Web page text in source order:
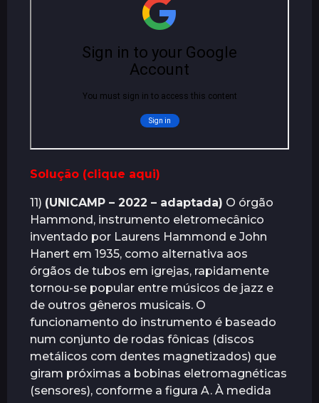
Solução (clique aqui)
11) (UNICAMP – 2022 – adaptada) O órgão
Hammond, instrumento eletromecânico
inventado por Laurens Hammond e John
Hanert em 1935, como alternativa aos
órgãos de tubos em igrejas, rapidamente
tornou-se popular entre músicos de jazz e
de outros gêneros musicais. O
funcionamento do instrumento é baseado
num conjunto de rodas fônicas (discos
metálicos com dentes magnetizados) que
giram próximas a bobinas eletromagnéticas
(sensores), conforme a figura A. À medida